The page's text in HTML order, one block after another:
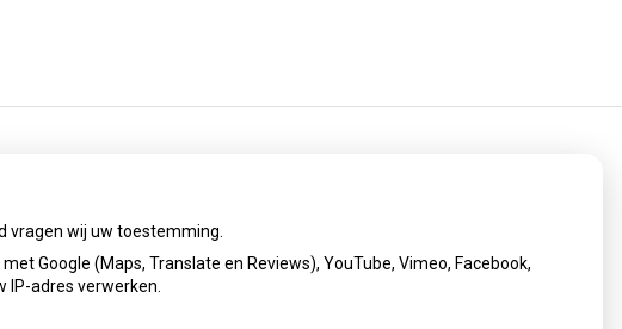
vragen wij uw toestemming.
Google (Maps, Translate en Reviews), YouTube, Vimeo, Facebook,
adres verwerken.